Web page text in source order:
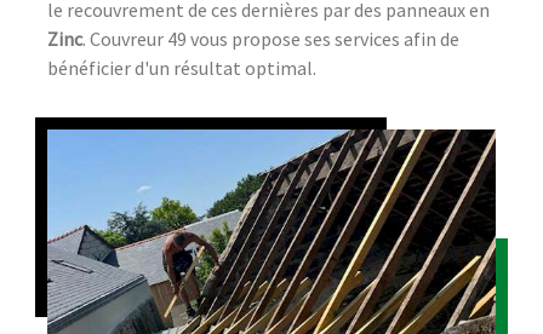
le recouvrement de ces dernières par des panneaux en
Zinc. Couvreur 49 vous propose ses services afin de
bénéficier d'un résultat optimal.